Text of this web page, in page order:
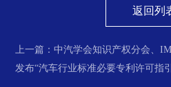
返回列
上一篇：中汽学会知识产权分会、
发布“汽车行业标准必要专利许可指